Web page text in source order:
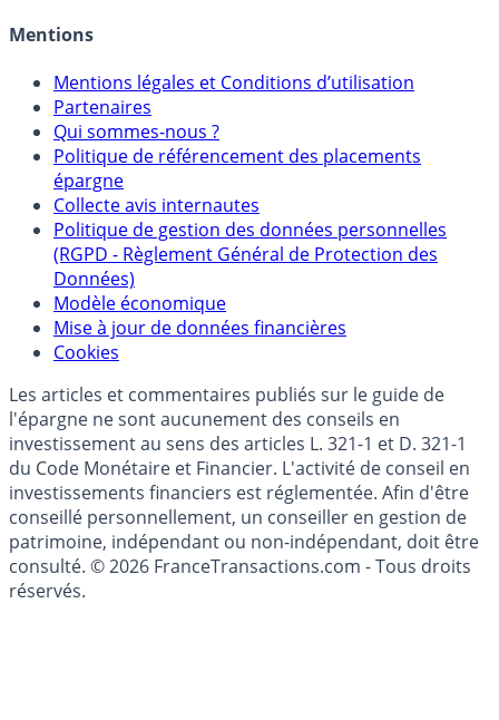
Mentions
Mentions légales et Conditions d’utilisation
Partenaires
Qui sommes-nous ?
Politique de référencement des placements
épargne
Collecte avis internautes
Politique de gestion des données personnelles
(RGPD - Règlement Général de Protection des
Données)
Modèle économique
Mise à jour de données financières
Cookies
Les articles et commentaires publiés sur le guide de
l'épargne ne sont aucunement des conseils en
investissement au sens des articles L. 321-1 et D. 321-1
du Code Monétaire et Financier. L'activité de conseil en
investissements financiers est réglementée. Afin d'être
conseillé personnellement, un conseiller en gestion de
patrimoine, indépendant ou non-indépendant, doit être
consulté. © 2026 FranceTransactions.com - Tous droits
réservés.